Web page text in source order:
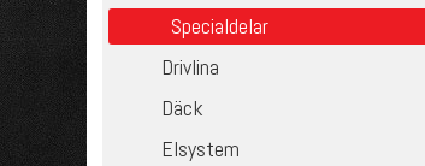
Specialdelar
Drivlina
Däck
Elsystem